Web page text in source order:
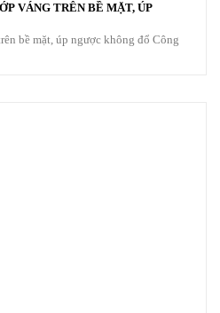
VÁNG TRÊN BỀ MẶT, ÚP
bề mặt, úp ngược không đổ Công